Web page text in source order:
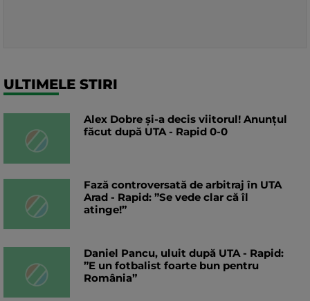
ULTIMELE STIRI
Alex Dobre și-a decis viitorul! Anunțul
făcut după UTA - Rapid 0-0
Fază controversată de arbitraj în UTA
Arad - Rapid: ”Se vede clar că îl
atinge!”
Daniel Pancu, uluit după UTA - Rapid:
”E un fotbalist foarte bun pentru
România”